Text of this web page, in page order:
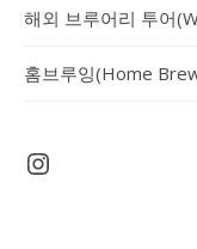
해외 브루어리 투어
홈브루잉(Home
Instagram